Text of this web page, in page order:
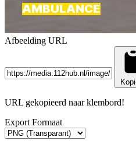
Afbeelding URL
URL gekopieerd naar klembord!
Export Formaat